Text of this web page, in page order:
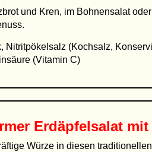
und Kren, im Bohnensalat
Nitritpökelsalz (Kochsalz,
(Vitamin C)
Erdäpfelsalat
Würze in diesen